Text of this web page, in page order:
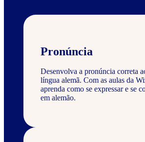
Pronúncia
Desenvolva a pronúncia correta
língua alemã. Com as aulas da
aprenda como se expressar e se
em alemão.